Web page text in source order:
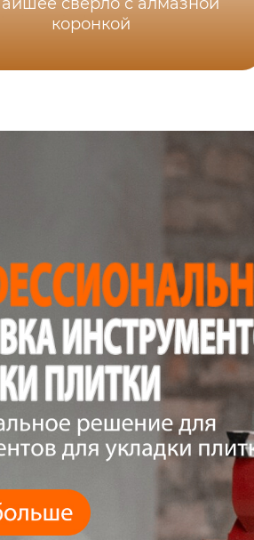
сверло с алмазной
коронкой